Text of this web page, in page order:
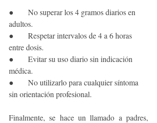
●      No superar los 4 gramos diarios en
adultos.
●      Respetar intervalos de 4 a 6 horas
entre dosis.
●      Evitar su uso diario sin indicación
médica.
●      No utilizarlo para cualquier síntoma
sin orientación profesional.
Finalmente, se hace un llamado a padres,